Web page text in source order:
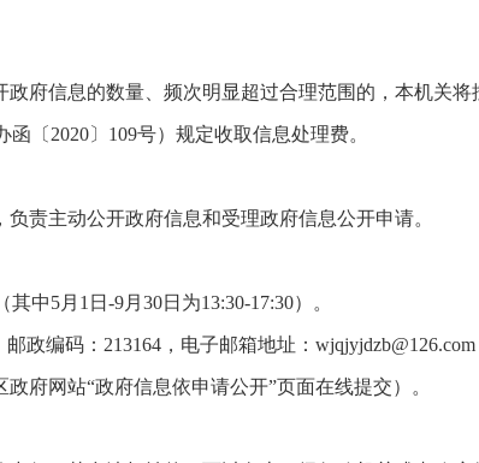
府信息的数量、频次明显超过合理范围的，本机关将
〔2020〕109号）规定收取信息处理费。
责主动公开政府信息和受理政府信息公开申请。
其中5月1日-9月30日为13:30-17:30）。
邮政编码：213164， 电子邮箱地址：
府网站“政府信息依申请公开”页面在线提交）。